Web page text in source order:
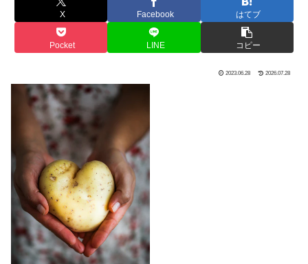
X Facebook はてブ
Pocket LINE コピー
2023.06.28 2026.07.28